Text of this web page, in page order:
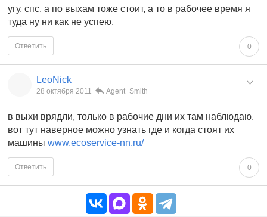
угу, спс, а по выхам тоже стоит, а то в рабочее время я
туда ну ни как не успею.
0
Ответить
LeoNick
28 октября 2011 Agent_Smith
в выхи врядли, только в рабочие дни их там наблюдаю.
вот тут наверное можно узнать где и когда стоят их
машины www.ecoservice-nn.ru/
0
Ответить